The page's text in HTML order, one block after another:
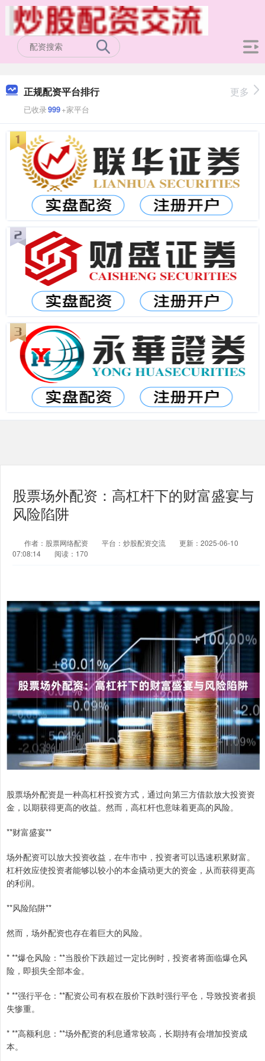
正规配资平台排行
已收录999+家平台
更多
股票场外配资：高杠杆下的财富盛宴与
风险陷阱
作者：股票网络配资 平台：炒股配资交流
更新：2025-06-10
07:08:14
阅读：170
股票场外配资是一种高杠杆投资方式，通过向第三方借款放大投资资
金，以期获得更高的收益。然而，高杠杆也意味着更高的风险。
**财富盛宴**
场外配资可以放大投资收益，在牛市中，投资者可以迅速积累财富。
杠杆效应使投资者能够以较小的本金撬动更大的资金，从而获得更高
的利润。
**风险陷阱**
然而，场外配资也存在着巨大的风险。
* **爆仓风险：**当股价下跌超过一定比例时，投资者将面临爆仓风
险，即损失全部本金。
* **强行平仓：**配资公司有权在股价下跌时强行平仓，导致投资者损
失惨重。
* **高额利息：**场外配资的利息通常较高，长期持有会增加投资成
本。